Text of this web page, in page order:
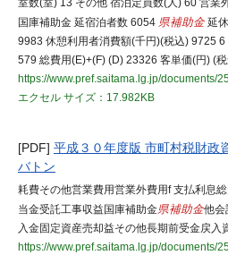
室数(室) 13 その他 宿泊定員数(人) 60 営業
国庫補助金 延宿泊者数 6054 県補助金 延
9983 休憩利用者消費額(千円)(税込) 9725
579 総費用(E)+(F) (D) 23326 客単価(円) (
https://www.pref.saitama.lg.jp/documents/
エクセル サイズ：17.982KB
[PDF] 平成３０年度版 市町村税財政
バトン
耗費その他営業費用営業外費用f 支払利息
当金受託工事収益国庫補助金県補助金他会
入金固定資産売却益その他長期前受金戻入
https://www.pref.saitama.lg.jp/documents/